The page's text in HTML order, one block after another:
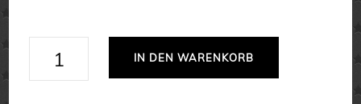
Glitzertasse
IN DEN WARENKORB